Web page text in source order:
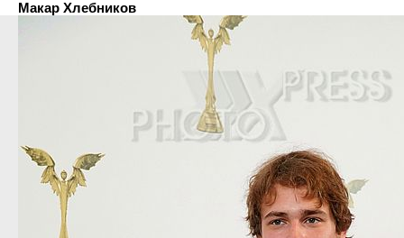
Макар Хлебников